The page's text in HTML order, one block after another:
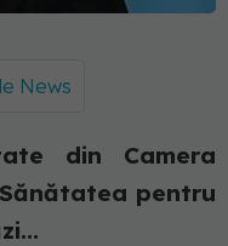
News
din Camera
pentru